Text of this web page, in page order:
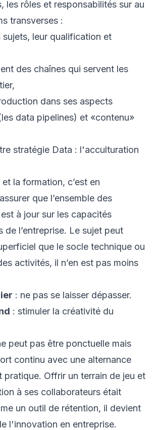
les rôles et responsabilités sur au
transverses :
sujets, leur qualification et
des chaînes qui servent les
dans ses aspects
data pipelines) et «contenu»
stratégie Data : l'acculturation
et la formation, c’est en
que l’ensemble des
à jour sur les capacités
de l’entreprise. Le sujet peut
que le socle technique ou
activités, il n’en est pas moins
: ne pas se laisser dépasser.
: stimuler la créativité du
peut pas être ponctuelle mais
continu avec une alternance
pratique. Offrir un terrain de jeu et
à ses collaborateurs était
un outil de rétention, il devient
l'innovation en entreprise.